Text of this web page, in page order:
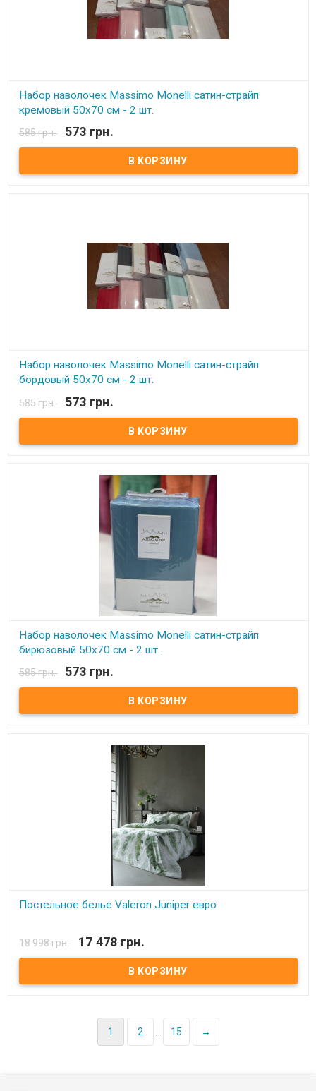
Набор наволочек Massimo Monelli сатин-страйп
кремовый 50х70 см - 2 шт.
В наличии
Набор наволочек Massimo Monelli сатин-страйп 50х70 см Размер:
50х70 см - 2 шт Состав: 100% хлопок, сатин-страйп. Упаковка: ПВХ.
Производитель: Massimo Monelli (Турция)
585 грн. 573 грн.
Набор наволочек Massimo Monelli сатин-страйп
бордовый 50х70 см - 2 шт.
В наличии
Набор наволочек Massimo Monelli сатин-страйп 50х70 см Размер:
50х70 см - 2 шт Состав: 100% хлопок, сатин-страйп. Упаковка: ПВХ.
Производитель: Massimo Monelli (Турция)
585 грн. 573 грн.
Набор наволочек Massimo Monelli сатин-страйп
бирюзовый 50х70 см - 2 шт.
В наличии
Набор наволочек Massimo Monelli сатин-страйп 50х70 см Размер:
50х70 см - 2 шт Состав: 100% хлопок, сатин-страйп. Упаковка: ПВХ.
Производитель: Massimo Monelli (Турция)
585 грн. 573 грн.
Постельное белье Valeron Juniper евро
Постельное белье Valeron Juniper евро Простынь: 270x260 см.
Пододеяльник: 200x220 см. Наволочка: 50х70 см - 4 шт Ткань:
сатин Premium, 100% египетский хлопок. Производитель: Турция.
Торговая марка: Valeron. Упаковка: пвх + тестильная сумка.
18 998 грн. 17 478 грн.
1 2 15 →